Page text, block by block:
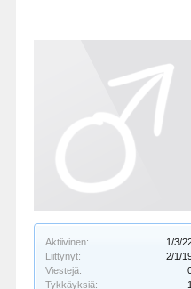
Aktiivinen:
1/3/
Liittynyt:
2/1/
Viestejä:
Tykkäyksiä:
1